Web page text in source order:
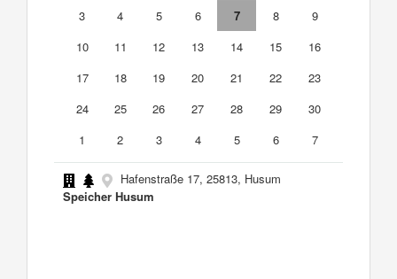
3
4 5 6 7 8
9
10
11 12 13 14 15
16
17
18 19 20 21 22
23
24
25 26 27 28 29
30
1
2 3 4 5 6 7
Hafenstraße 17, 25813, Husum
Speicher Husum